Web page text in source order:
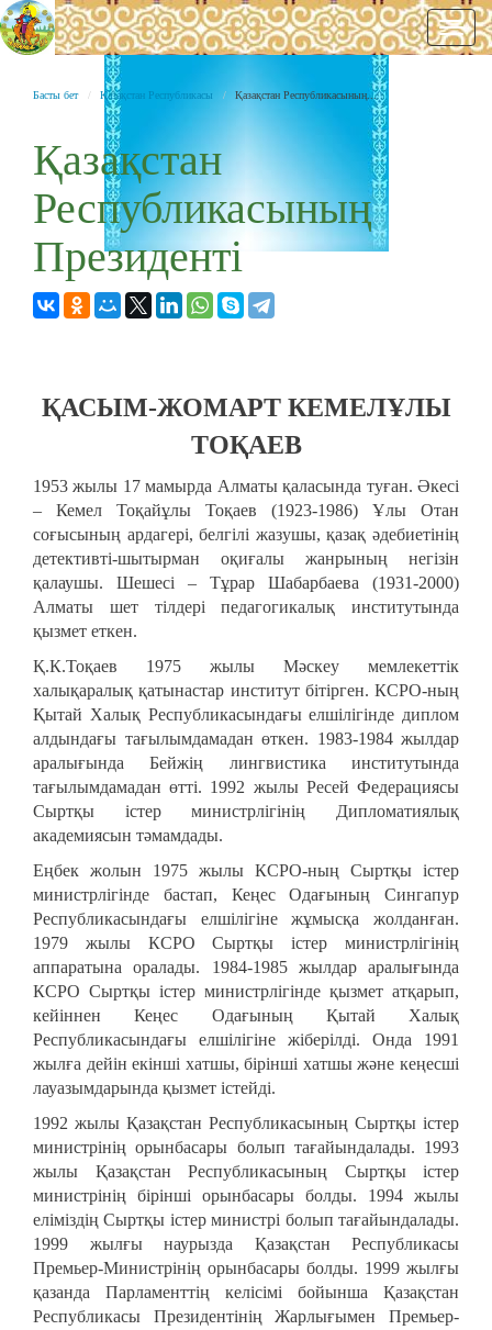
Басты бет Қазақстан Республикасы Қазақстан Республикасының...
Қазақстан
Республикасының
Президенті
ҚАСЫМ-ЖОМАРТ КЕМЕЛҰЛЫ
ТОҚАЕВ
1953 жылы 17 мамырда Алматы қаласында туған. Әкесі
– Кемел Тоқайұлы Тоқаев (1923-1986) Ұлы Отан
соғысының ардагері, белгілі жазушы, қазақ әдебиетінің
детективті-шытырман оқиғалы жанрының негізін
қалаушы. Шешесі – Тұрар Шабарбаева (1931-2000)
Алматы шет тілдері педагогикалық институтында
қызмет еткен.
Қ.К.Тоқаев 1975 жылы Мәскеу мемлекеттік
халықаралық қатынастар институт бітірген. КСРО-ның
Қытай Халық Республикасындағы елшілігінде диплом
алдындағы тағылымдамадан өткен. 1983-1984 жылдар
аралығында Бейжің лингвистика институтында
тағылымдамадан өтті. 1992 жылы Ресей Федерациясы
Сыртқы істер министрлігінің Дипломатиялық
академиясын тәмамдады.
Еңбек жолын 1975 жылы КСРО-ның Сыртқы істер
министрлігінде бастап, Кеңес Одағының Сингапур
Республикасындағы елшілігіне жұмысқа жолданған.
1979 жылы КСРО Сыртқы істер министрлігінің
аппаратына оралады. 1984-1985 жылдар аралығында
КСРО Сыртқы істер министрлігінде қызмет атқарып,
кейіннен Кеңес Одағының Қытай Халық
Республикасындағы елшілігіне жіберілді. Онда 1991
жылға дейін екінші хатшы, бірінші хатшы және кеңесші
лауазымдарында қызмет істейді.
1992 жылы Қазақстан Республикасының Сыртқы істер
министрінің орынбасары болып тағайындалады. 1993
жылы Қазақстан Республикасының Сыртқы істер
министрінің бірінші орынбасары болды. 1994 жылы
еліміздің Сыртқы істер министрі болып тағайындалады.
1999 жылғы наурызда Қазақстан Республикасы
Премьер-Министрінің орынбасары болды. 1999 жылғы
қазанда Парламенттің келісімі бойынша Қазақстан
Республикасы Президентінің Жарлығымен Премьер-